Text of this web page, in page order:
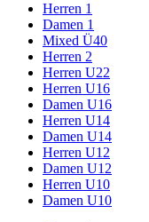
Herren 1
Damen 1
Mixed Ü40
Herren 2
Herren U22
Herren U16
Damen U16
Herren U14
Damen U14
Herren U12
Damen U12
Herren U10
Damen U10